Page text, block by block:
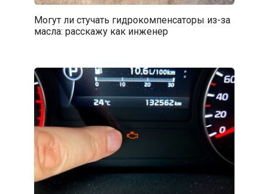
Могут ли стучать гидрокомпенсаторы из-за
масла: расскажу как инженер